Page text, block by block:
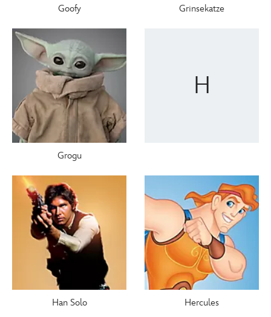
Goofy Grinsekatze
Grogu
H
Han Solo Hercules